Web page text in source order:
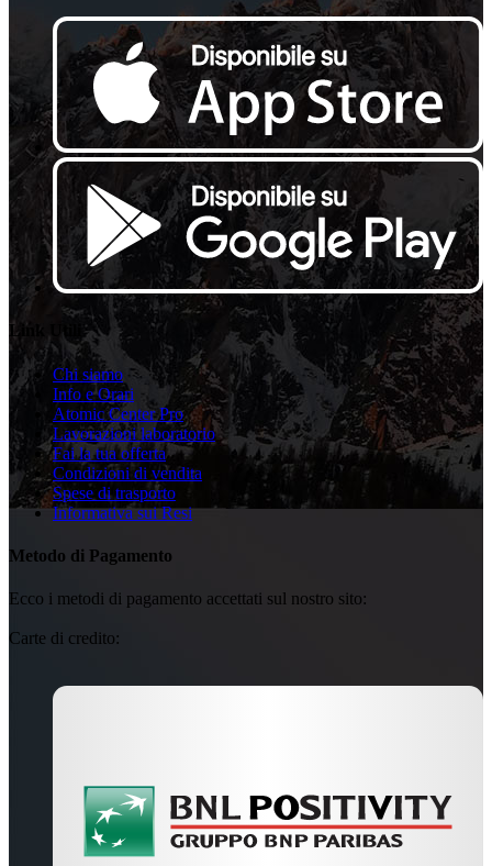
Link Utili
Chi siamo
Info e Orari
Atomic Center Pro
Lavorazioni laboratorio
Fai la tua offerta
Condizioni di vendita
Spese di trasporto
Informativa sui Resi
Metodo di Pagamento
Ecco i metodi di pagamento accettati sul nostro sito:
Carte di credito: